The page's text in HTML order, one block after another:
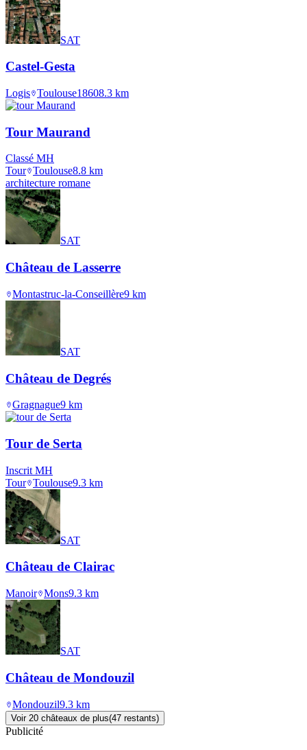
SAT
Castel-Gesta
Logis Toulouse18608.3 km
Tour Maurand
Classé MH
Tour Toulouse8.8 km
architecture romane
SAT
Château de Lasserre
Montastruc-la-Conseillère9 km
SAT
Château de Degrés
Gragnague9 km
Tour de Serta
Inscrit MH
Tour Toulouse9.3 km
SAT
Château de Clairac
Manoir Mons9.3 km
SAT
Château de Mondouzil
Mondouzil9.3 km
Voir 20 châteaux de plus(47 restants)
Publicité